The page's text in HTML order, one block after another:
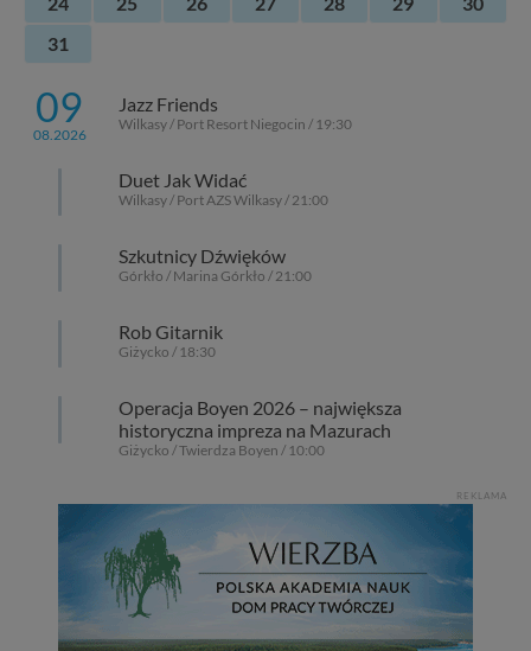
31
09
08.2026
Jazz Friends
Wilkasy / Port Resort Niegocin / 19:30
Duet Jak Widać
Wilkasy / Port AZS Wilkasy / 21:00
Szkutnicy Dźwięków
Górkło / Marina Górkło / 21:00
Rob Gitarnik
Giżycko / 18:30
Operacja Boyen 2026 – największa
historyczna impreza na Mazurach
Giżycko / Twierdza Boyen / 10:00
REKLAMA
Dziękujemy, i życzmy miłego odkrywania Mazur na
nowo...